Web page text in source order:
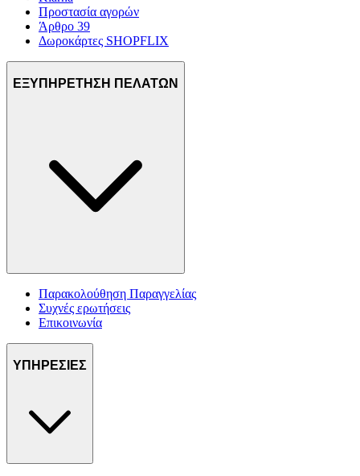
Προστασία αγορών
Άρθρο 39
Δωροκάρτες SHOPFLIX
ΕΞΥΠΗΡΕΤΗΣΗ ΠΕΛΑΤΩΝ
Παρακολούθηση Παραγγελίας
Συχνές ερωτήσεις
Επικοινωνία
ΥΠΗΡΕΣΙΕΣ